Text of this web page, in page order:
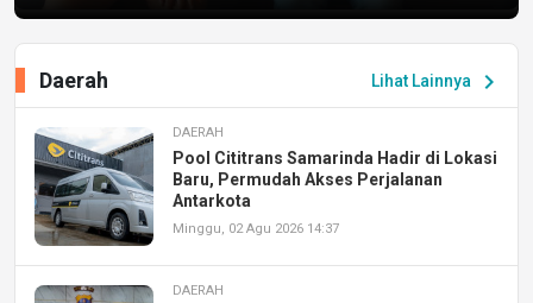
Lihat Lainnya chevron_right
Daerah
DAERAH
Pool Cititrans Samarinda Hadir di Lokasi
Baru, Permudah Akses Perjalanan
Antarkota
Minggu, 02 Agu 2026 14:37
DAERAH